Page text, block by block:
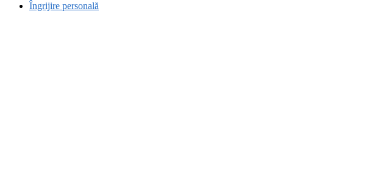
Îngrijire personală